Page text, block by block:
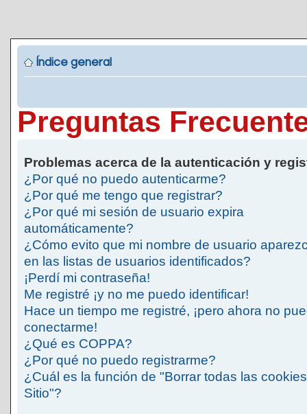
Índice general
Preguntas
Problemas acerca de la autenticación y
¿Por qué no puedo autenticarme?
¿Por qué me tengo que registrar?
¿Por qué mi sesión de usuario expira
automáticamente?
¿Cómo evito que mi nombre de usuario
en las listas de usuarios identificados?
¡Perdí mi contraseña!
Me registré ¡y no me puedo identificar!
Hace un tiempo me registré, ¡pero ahora no
conectarme!
¿Qué es COPPA?
¿Por qué no puedo registrarme?
¿Cuál es la función de "Borrar todas las
Sitio"?